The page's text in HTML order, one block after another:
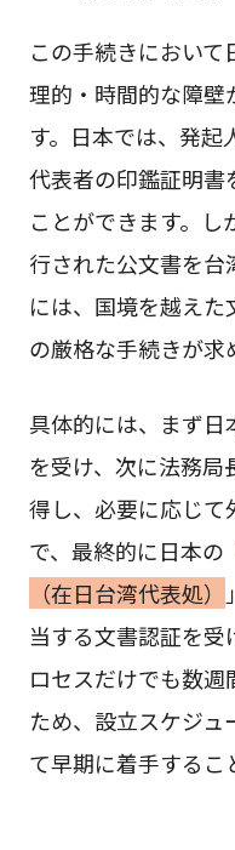
この手続きにおい
理的・時間的な障壁
す。日本では、発起
代表者の印鑑証明書
ことができます。
行された公文書を
には、国境を越え
の厳格な手続きが求
具体的には、まず
を受け、次に法務局
得し、必要に応じて
で、最終的に日本の
（在日台湾代表処）
当する文書認証を
ロセスだけでも数
ため、設立スケジュ
て早期に着手するこ